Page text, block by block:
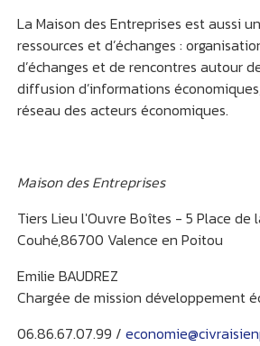
La Maison des Entreprises est aussi
ressources et d’échanges :
d’échanges et de rencontres autour
diffusion d’informations
réseau des acteurs économiques.
Maison des Entreprises
Tiers Lieu l'Ouvre Boîtes - 5 Place de
Couhé,86700 Valence en Poitou
Emilie BAUDREZ
Chargée de mission développement
06.86.67.07.99 /